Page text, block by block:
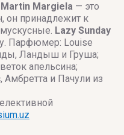
Martin Margiela — это
он принадлежит к
Lazy Sunday
Парфюмер: Louise
Ландыш и Груша;
апельсина;
и Пачули из